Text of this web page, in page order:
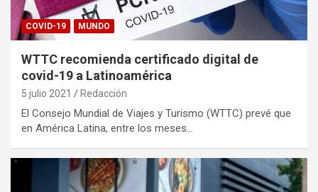
COVID-19 MUNDO
WTTC recomienda certificado digital de
covid-19 a Latinoamérica
5 julio 2021 Redacción
El Consejo Mundial de Viajes y Turismo (WTTC) prevé que
en América Latina, entre los meses…